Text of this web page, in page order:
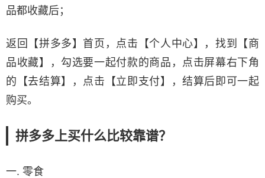
品都收藏后；
返回【拼多多】首页，点击【个人中心】，找到【商
品收藏】，勾选要一起付款的商品，点击屏幕右下角
的【去结算】，点击【立即支付】，结算后即可一起
购买。
拼多多上买什么比较靠谱？
一. 零食